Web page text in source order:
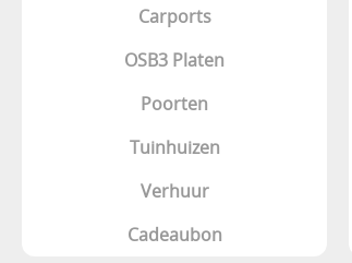
Carports
OSB3 Platen
Poorten
Tuinhuizen
Verhuur
Cadeaubon